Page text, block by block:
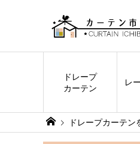
ドレープ
カーテン
レ
ドレープカーテン